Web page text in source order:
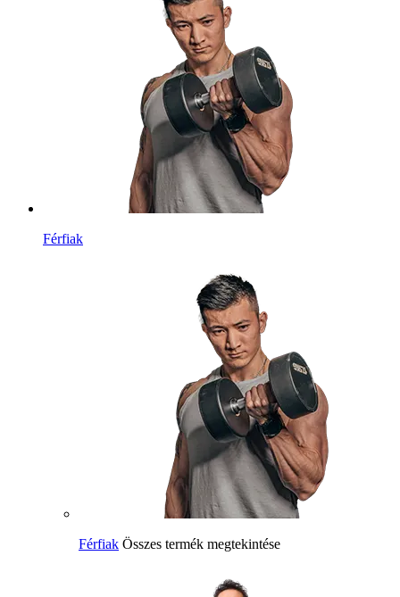
Férfiak
Férfiak Összes termék megtekintése